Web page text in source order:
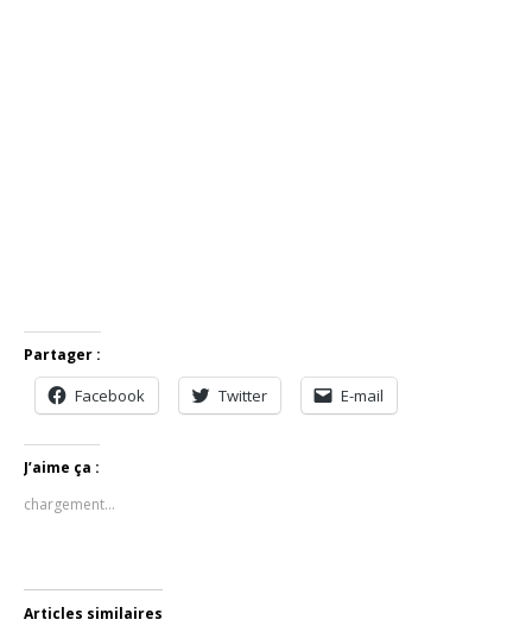
Partager :
Facebook Twitter E-mail
J’aime ça :
chargement…
Articles similaires